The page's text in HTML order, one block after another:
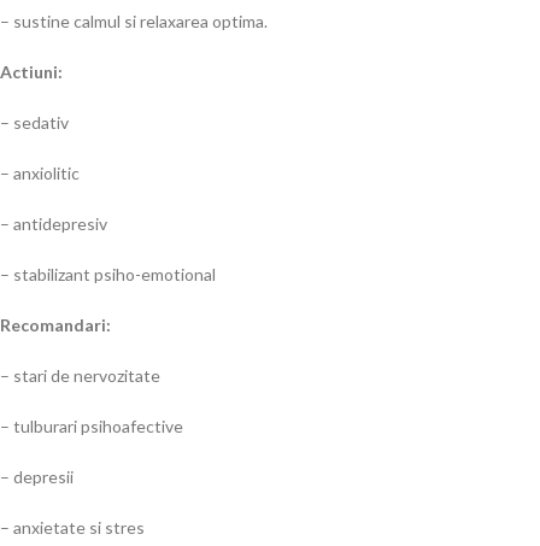
– sustine calmul si relaxarea optima.
Actiuni:
– sedativ
– anxiolitic
– antidepresiv
– stabilizant psiho-emotional
Recomandari:
– stari de nervozitate
– tulburari psihoafective
– depresii
– anxietate si stres